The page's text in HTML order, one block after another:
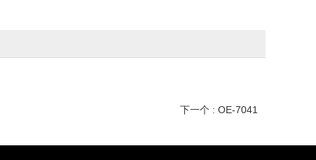
下一个 : OE-7041